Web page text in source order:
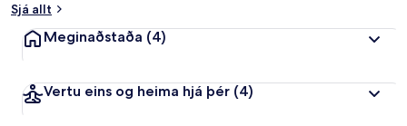
Sjá allt
Meginaðstaða (4)
Vertu eins og heima hjá þér (4)